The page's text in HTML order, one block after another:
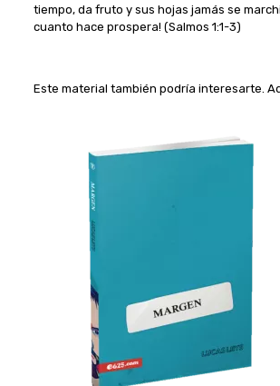
tiempo, da fruto y sus hojas jamás se
cuanto hace prospera! (Salmos 1:1-3)
Este material también podría interesarte.